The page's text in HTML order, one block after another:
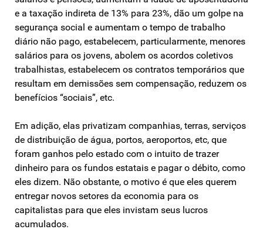
e a taxação indireta de 13% para 23%, dão um golpe na
segurança social e aumentam o tempo de trabalho
diário não pago, estabelecem, particularmente, menores
salários para os jovens, abolem os acordos coletivos
trabalhistas, estabelecem os contratos temporários que
resultam em demissões sem compensação, reduzem os
benefícios “sociais”, etc.
Em adição, elas privatizam companhias, terras, serviços
de distribuição de água, portos, aeroportos, etc, que
foram ganhos pelo estado com o intuito de trazer
dinheiro para os fundos estatais e pagar o débito, como
eles dizem. Não obstante, o motivo é que eles querem
entregar novos setores da economia para os
capitalistas para que eles invistam seus lucros
acumulados.